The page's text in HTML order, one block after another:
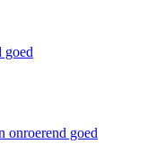
goed
onroerend goed